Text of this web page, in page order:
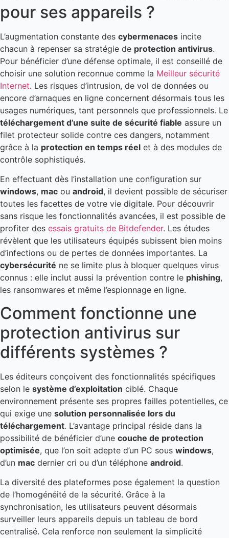
pour ses appareils ?
L’augmentation constante des cybermenaces incite
chacun à repenser sa stratégie de protection antivirus.
Pour bénéficier d’une défense optimale, il est conseillé de
choisir une solution reconnue comme la Meilleur sécurité
Internet. Les risques d’intrusion, de vol de données ou
encore d’arnaques en ligne concernent désormais tous les
usages numériques, tant personnels que professionnels. Le
téléchargement d’une suite de sécurité fiable assure un
filet protecteur solide contre ces dangers, notamment
grâce à la protection en temps réel et à des modules de
contrôle sophistiqués.
En effectuant dès l’installation une configuration sur
windows, mac ou android, il devient possible de sécuriser
toutes les facettes de votre vie digitale. Pour découvrir
sans risque les fonctionnalités avancées, il est possible de
profiter des essais gratuits de Bitdefender. Les études
révèlent que les utilisateurs équipés subissent bien moins
d’infections ou de pertes de données importantes. La
cybersécurité ne se limite plus à bloquer quelques virus
connus : elle inclut aussi la prévention contre le phishing,
les ransomwares et même l’espionnage en ligne.
Comment fonctionne une
protection antivirus sur
différents systèmes ?
Les éditeurs conçoivent des fonctionnalités spécifiques
selon le système d’exploitation ciblé. Chaque
environnement présente ses propres failles potentielles, ce
qui exige une solution personnalisée lors du
téléchargement. L’avantage principal réside dans la
possibilité de bénéficier d’une couche de protection
optimisée, que l’on soit adepte d’un PC sous windows,
d’un mac dernier cri ou d’un téléphone android.
La diversité des plateformes pose également la question
de l’homogénéité de la sécurité. Grâce à la
synchronisation, les utilisateurs peuvent désormais
surveiller leurs appareils depuis un tableau de bord
centralisé. Cela renforce non seulement la simplicité